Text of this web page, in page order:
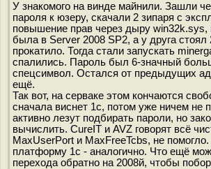
У знакомого на винде майнили. Зашли
пароля к юзеру, скачали 2 зипаря с
повышение прав через дыру win32k.sys,
была в Server 2008 SP2, а у друга стоял
прокатило. Тогда стали запускать
спалились. Пароль был 6-значный
спецсимвол. Остался от предыдущих
ещё.
Так вот, на серваке этом кончаются
сначала виснет 1с, потом уже ничем не
активно лезут подбирать пароли, но
вычислить. CureIT и AVZ говорят всё
MaxUserPort и MaxFreeTcbs, не
платформу 1с - аналогично. Что ещё
перехода обратно на 2008й, чтобы